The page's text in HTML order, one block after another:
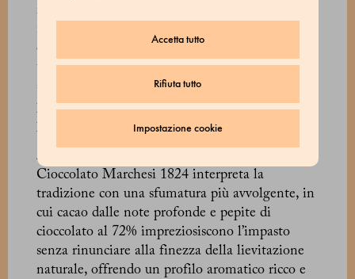
Accetta tutto
Rifiuta tutto
Impostazione cookie
riposo fino alla cottura, così nasce un dolce
natalizio italiano dalla mollica setosa e
dall’aroma pulito di burro e vaniglia, capace di
trasformare ogni fetta in un’esperienza
sensoriale che unisce artigianalità, materie
prime eccellenti e un controllo meticoloso del
processo.
Accanto alla ricetta classica, il Pandoro al
Cioccolato Marchesi 1824 interpreta la
tradizione con una sfumatura più avvolgente, in
cui cacao dalle note profonde e pepite di
cioccolato al 72% impreziosiscono l’impasto
senza rinunciare alla finezza della lievitazione
naturale, offrendo un profilo aromatico ricco e